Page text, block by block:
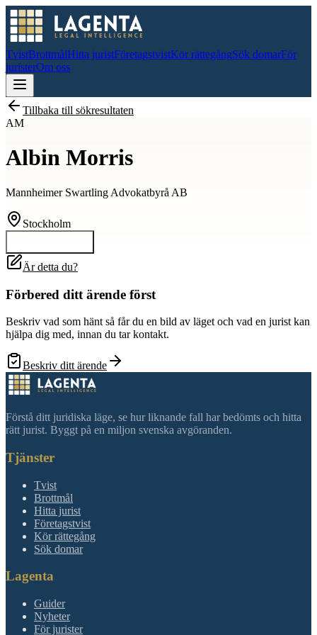
TvistBrottmålHitta juristFöretagstvistKör rättegångSök domarFör
juristerOm oss
Tillbaka till sökresultaten
AM
Albin Morris
Mannheimer Swartling Advokatbyrå AB
Stockholm
Är detta du?
Förbered ditt ärende först
Beskriv vad som hänt så får du en bild av läget och vad en jurist kan
hjälpa dig med, innan du tar kontakt.
Beskriv ditt ärende
Förstå ditt juridiska läge, se hur liknande fall har bedömts och hitta
rätt jurist. Byggt på en miljon svenska avgöranden.
Tjänster
Tvist
Brottmål
Hitta jurist
Företagstvist
Kör rättegång
Sök domar
Lagenta
Guider
Nyheter
För jurister